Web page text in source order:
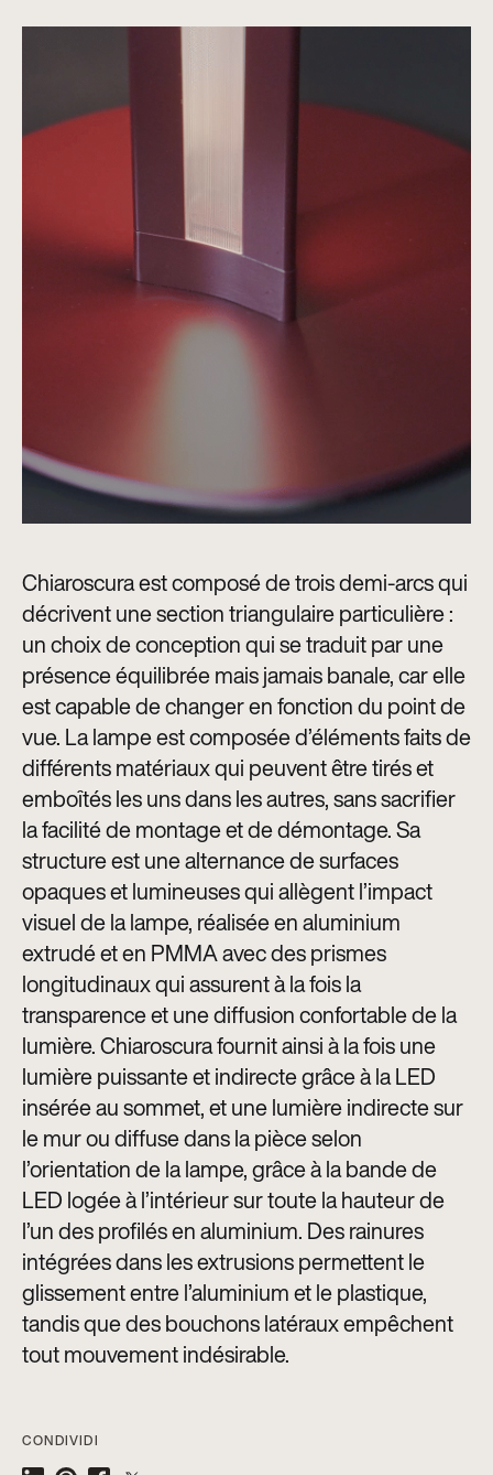
Chiaroscura est composé de trois demi-arcs qui
décrivent une section triangulaire particulière :
un choix de conception qui se traduit par une
présence équilibrée mais jamais banale, car elle
est capable de changer en fonction du point de
vue. La lampe est composée d’éléments faits de
différents matériaux qui peuvent être tirés et
emboîtés les uns dans les autres, sans sacrifier
la facilité de montage et de démontage. Sa
structure est une alternance de surfaces
opaques et lumineuses qui allègent l’impact
visuel de la lampe, réalisée en aluminium
extrudé et en PMMA avec des prismes
longitudinaux qui assurent à la fois la
transparence et une diffusion confortable de la
lumière. Chiaroscura fournit ainsi à la fois une
lumière puissante et indirecte grâce à la LED
insérée au sommet, et une lumière indirecte sur
le mur ou diffuse dans la pièce selon
l’orientation de la lampe, grâce à la bande de
LED logée à l’intérieur sur toute la hauteur de
l’un des profilés en aluminium. Des rainures
intégrées dans les extrusions permettent le
glissement entre l’aluminium et le plastique,
tandis que des bouchons latéraux empêchent
tout mouvement indésirable.
CONDIVIDI